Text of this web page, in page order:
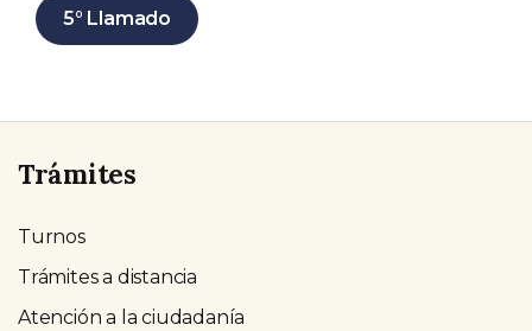
5° Llamado
Trámites
Turnos
Trámites a distancia
Atención a la ciudadanía